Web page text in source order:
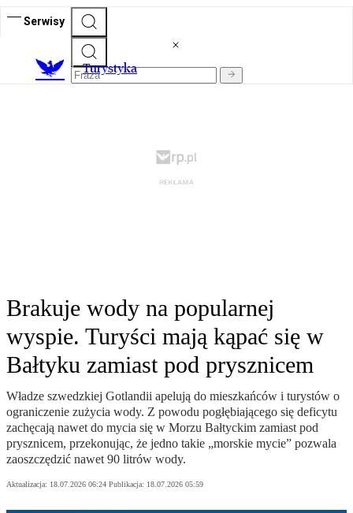
Serwisy
Turystyka
Brakuje wody na popularnej
wyspie. Turyści mają kąpać się w
Bałtyku zamiast pod prysznicem
Władze szwedzkiej Gotlandii apelują do mieszkańców i turystów o
ograniczenie zużycia wody. Z powodu pogłębiającego się deficytu
zachęcają nawet do mycia się w Morzu Bałtyckim zamiast pod
prysznicem, przekonując, że jedno takie „morskie mycie” pozwala
zaoszczędzić nawet 90 litrów wody.
Aktualizacja: 18.07.2026 06:24 Publikacja: 18.07.2026 05:59